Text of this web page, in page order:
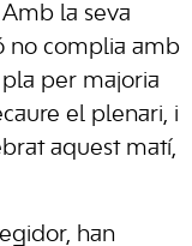
la seva
no complia amb
pla per majoria
el plenari, i
aquest matí,
han